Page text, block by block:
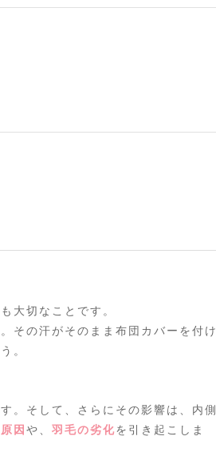
大切なことです。
その汗がそのまま布団カバーを付け
。
。そして、さらにその影響は、内側
因 や、 羽毛の劣化を引き起こしま